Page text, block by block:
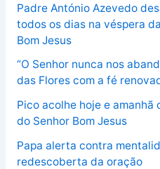
Padre António Azevedo
todos os dias na véspera
Bom Jesus
“O Senhor nunca nos
das Flores com a fé
Pico acolhe hoje e
do Senhor Bom Jesus
Papa alerta contra
redescoberta da oração